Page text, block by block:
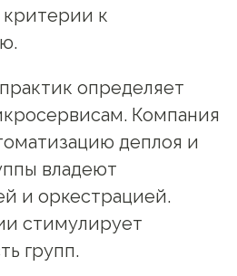
к
определяет
Компания
деплоя и
владеют
и оркестрацией.
стимулирует
групп.